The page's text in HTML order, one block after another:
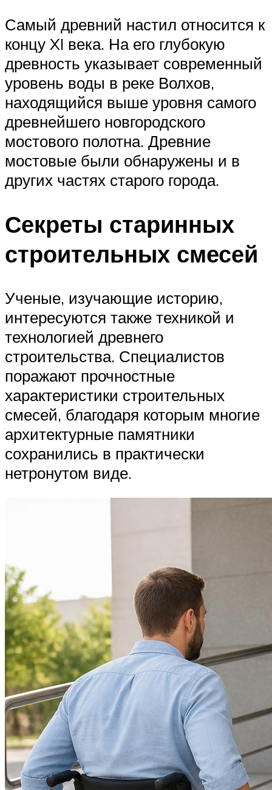
Самый древний настил относится к
концу XI века. На его глубокую
древность указывает современный
уровень воды в реке Волхов,
находящийся выше уровня самого
древнейшего новгородского
мостового полотна. Древние
мостовые были обнаружены и в
других частях старого города.
Секреты старинных
строительных смесей
Ученые, изучающие историю,
интересуются также техникой и
технологией древнего
строительства. Специалистов
поражают прочностные
характеристики строительных
смесей, благодаря которым многие
архитектурные памятники
сохранились в практически
нетронутом виде.